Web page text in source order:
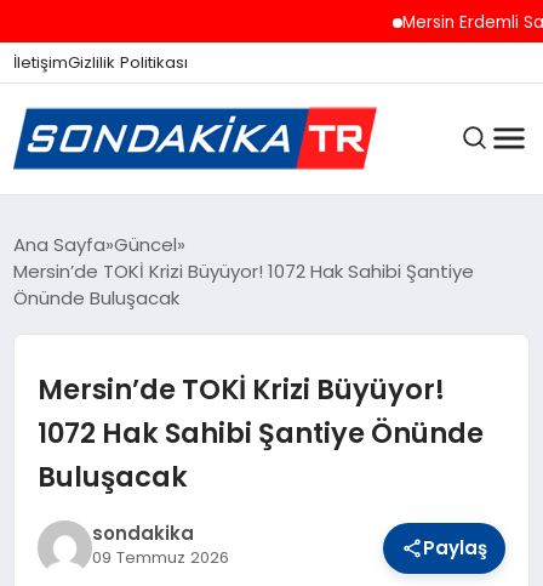
Mersin Erdemli
İletişimGizlilik Politikası
ANASAYFA
SON DAKIKA
GÜNCEL
Ana Sayfa Güncel
Mersin’de TOKİ Krizi Büyüyor! 1072 Hak Sahibi Şantiye
Önünde Buluşacak
Mersin’de TOKİ Krizi Büyüyor!
1072 Hak Sahibi Şantiye Önünde
Buluşacak
sondakika
09 Temmuz 2026 Paylaş